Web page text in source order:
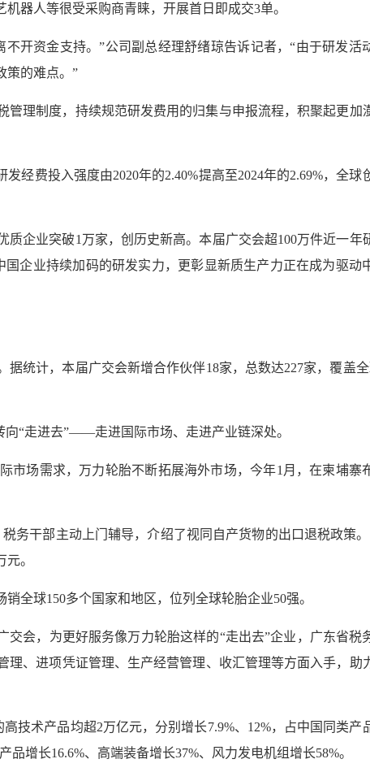
器人等很受采购商青睐，开展首日即成交3单。
开资金支持。”公司副总经理舒绪琼告诉记者，“由于研发活
策的难点。”
理制度，持续规范研发费用的归集与申报流程，积聚起更加
经费投入强度由2020年的2.40%提高至2024年的2.69%，全球
企业突破1万家，创历史新高。本届广交会超100万件近一年
企业持续加码的研发实力，更彰显新质生产力正在成为驱动
统计，本届广交会新增合作伙伴18家，总数达227家，覆盖全
“走进去”——走进国际市场、走进产业链深处。
市场需求，万力轮胎不断拓展海外市场，今年1月，在柬埔寨
务干部主动上门辅导，介绍了视同自产货物的出口退税政策
。
全球150多个国家和地区，位列全球轮胎企业50强。
会，为更好服务像万力轮胎这样的“走出去”企业，广东省税
、进项凭证管理、生产经营管理、收汇管理等方面入手，助
技术产品均超2万亿元，分别增长7.9%、12%，占中国同类产
增长16.6%、高端装备增长37%、风力发电机组增长58%。